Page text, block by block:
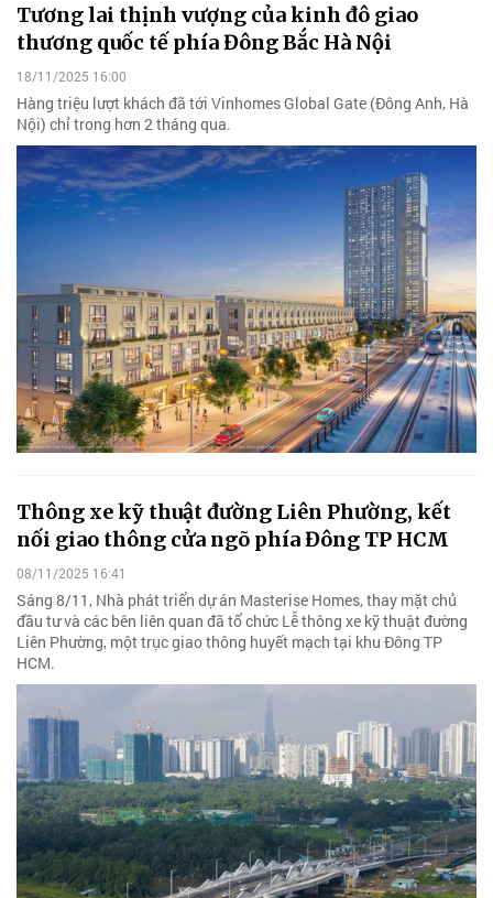
Tương lai thịnh vượng của kinh đô giao
thương quốc tế phía Đông Bắc Hà Nội
18/11/2025 16:00
Hàng triệu lượt khách đã tới Vinhomes Global Gate (Đông Anh, Hà
Nội) chỉ trong hơn 2 tháng qua.
Thông xe kỹ thuật đường Liên Phường, kết
nối giao thông cửa ngõ phía Đông TP HCM
08/11/2025 16:41
Sáng 8/11, Nhà phát triển dự án Masterise Homes, thay mặt chủ
đầu tư và các bên liên quan đã tổ chức Lễ thông xe kỹ thuật đường
Liên Phường, một trục giao thông huyết mạch tại khu Đông TP
HCM.